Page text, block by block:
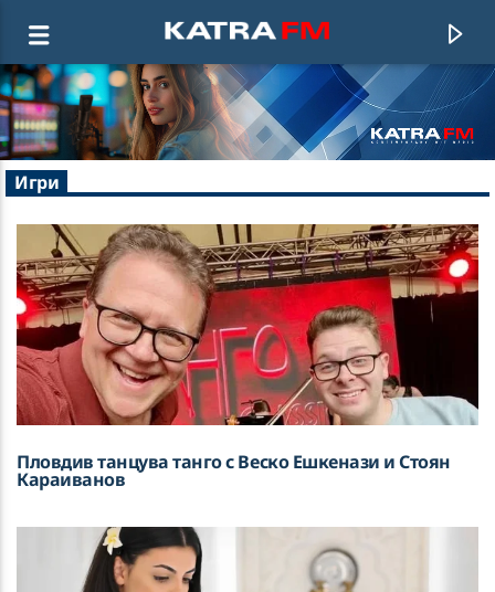
KATRA FM Live
♫ 192 kbps
Run Run River (Angels Above Me)
DAVID GUETTA, ALOK, STICK FIGURE
Игри
Пловдив танцува танго с Веско Ешкенази и Стоян
Караиванов